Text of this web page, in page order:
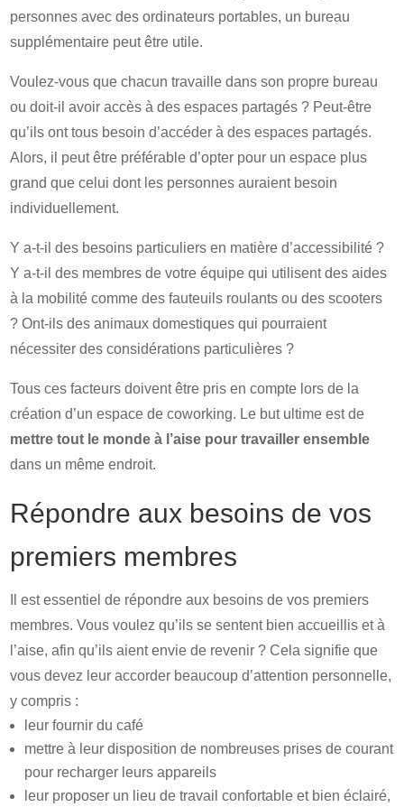
personnes avec des ordinateurs portables, un bureau
supplémentaire peut être utile.
Voulez-vous que chacun travaille dans son propre bureau
ou doit-il avoir accès à des espaces partagés ? Peut-être
qu’ils ont tous besoin d’accéder à des espaces partagés.
Alors, il peut être préférable d’opter pour un espace plus
grand que celui dont les personnes auraient besoin
individuellement.
Y a-t-il des besoins particuliers en matière d’accessibilité ?
Y a-t-il des membres de votre équipe qui utilisent des aides
à la mobilité comme des fauteuils roulants ou des scooters
? Ont-ils des animaux domestiques qui pourraient
nécessiter des considérations particulières ?
Tous ces facteurs doivent être pris en compte lors de la
création d’un espace de coworking. Le but ultime est de
mettre tout le monde à l’aise pour travailler ensemble
dans un même endroit.
Répondre aux besoins de vos
premiers membres
Il est essentiel de répondre aux besoins de vos premiers
membres. Vous voulez qu’ils se sentent bien accueillis et à
l’aise, afin qu’ils aient envie de revenir ? Cela signifie que
vous devez leur accorder beaucoup d’attention personnelle,
y compris :
leur fournir du café
mettre à leur disposition de nombreuses prises de courant
pour recharger leurs appareils
leur proposer un lieu de travail confortable et bien éclairé,